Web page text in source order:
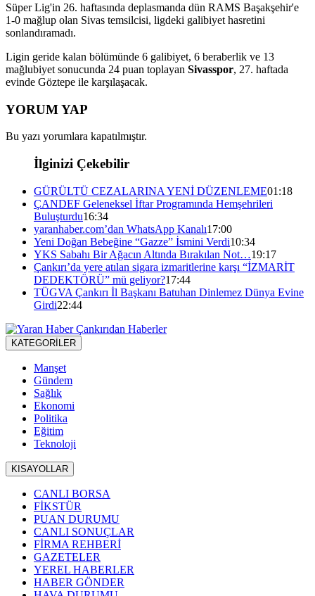
Süper Lig'in 26. haftasında deplasmanda dün RAMS Başakşehir'e
1-0 mağlup olan Sivas temsilcisi, ligdeki galibiyet hasretini
sonlandıramadı.
Ligin geride kalan bölümünde 6 galibiyet, 6 beraberlik ve 13
mağlubiyet sonucunda 24 puan toplayan Sivasspor, 27. haftada
evinde Göztepe ile karşılaşacak.
YORUM YAP
Bu yazı yorumlara kapatılmıştır.
İlginizi Çekebilir
GÜRÜLTÜ CEZALARINA YENİ DÜZENLEME01:18
ÇANDEF Geleneksel İftar Programında Hemşehrileri
Buluşturdu16:34
yaranhaber.com’dan WhatsApp Kanalı17:00
Yeni Doğan Bebeğine “Gazze” İsmini Verdi10:34
YKS Sabahı Bir Ağacın Altında Bırakılan Not…19:17
Çankırı’da yere atılan sigara izmaritlerine karşı “İZMARİT
DEDEKTÖRÜ” mü geliyor?17:44
TÜGVA Çankırı İl Başkanı Batuhan Dinlemez Dünya Evine
Girdi22:44
KATEGORİLER
Manşet
Gündem
Sağlık
Ekonomi
Politika
Eğitim
Teknoloji
KISAYOLLAR
CANLI BORSA
FİKSTÜR
PUAN DURUMU
CANLI SONUÇLAR
FİRMA REHBERİ
GAZETELER
YEREL HABERLER
HABER GÖNDER